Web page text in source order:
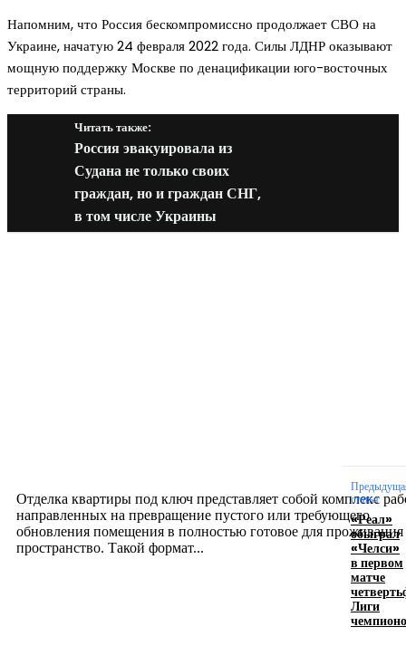
Напомним, что Россия бескомпромиссно продолжает СВО на
Украине, начатую 24 февраля 2022 года. Силы ЛДНР оказывают
мощную поддержку Москве по денацификации юго-восточных
территорий страны.
Читать также:
Россия эвакуировала из
Судана не только своих
граждан, но и граждан СНГ,
в том числе Украины
Отделка квартиры под ключ представляет собой комплекс
направленных на превращение пустого или требующего
обновления помещения в полностью готовое для проживания
пространство. Такой формат...
логотипом: эффективный инструмент бренда
статья
«Реал»
обыграл
«Челси»
в первом
матче
Лиги